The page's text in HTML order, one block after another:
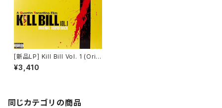
[新品LP] Kill Bill Vol. 1 (Origi
nal Soundtrack) / キル・ビル
Vol.1
¥3,410
同じカテゴリの商品